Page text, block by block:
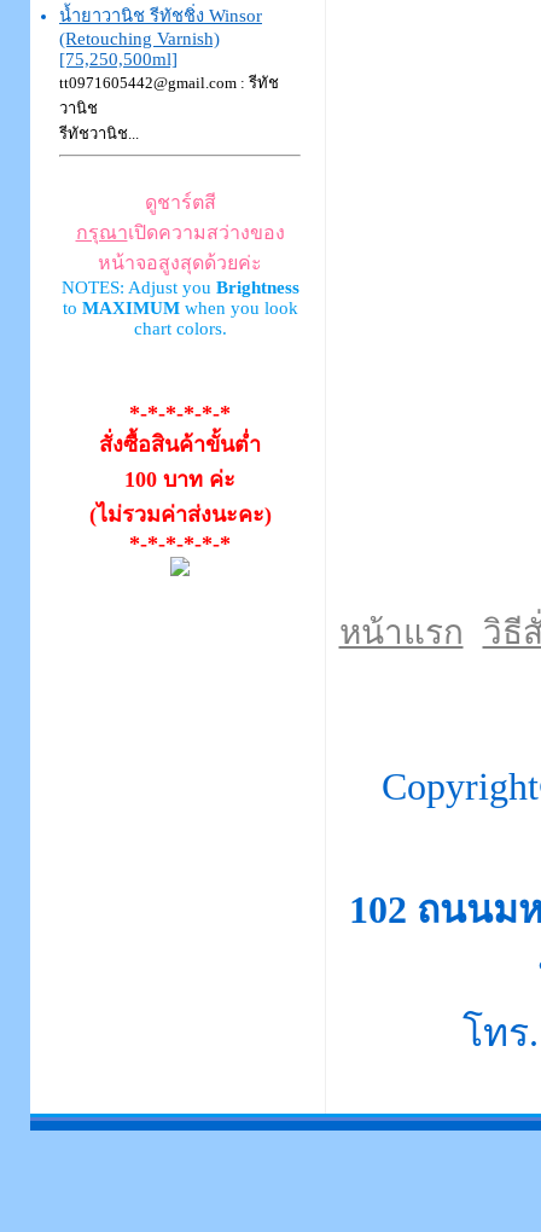
น้ำยาวานิช รีทัชชิ่ง Winsor
(Retouching Varnish)
[75,250,500ml]
tt0971605442@gmail.com : รีทัช
วานิช
รีทัชวานิช...
ดูชาร์ตสี
กรุณาเปิดความสว่างของ
หน้าจอสูงสุดด้วยค่ะ
NOTES: Adjust you Brightness
to MAXIMUMwhen you look
chart colors.
*-*-*-*-*-*
สั่งซื้อสินค้าขั้นต่ำ
100 บาท ค่ะ
(ไม่รวมค่าส่งนะคะ)
*-*-*-*-*-*
หน้าแรก วิธี
102 ถนนม
โทร